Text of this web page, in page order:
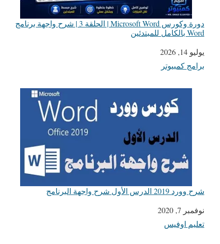
دورة وكورس Microsoft Word | الحلقة 3 | شرح واجهة برنامج
Word بالكامل للمبتدئين
التاريخ
يوليو 14, 2026
في ما يتعلق بما يأتي
برامج كمبيوتر
شرح وورد 2019 الدرس الأول شرح واجهة البرنامج
التاريخ
نوفمبر 7, 2020
في ما يتعلق بما يأتي
تعليم اوفيس